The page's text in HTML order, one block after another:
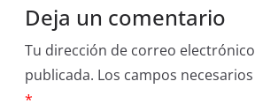
Deja un comentario
Tu dirección de correo
publicada. Los campos
*